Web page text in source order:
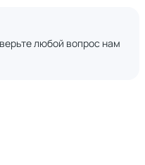
любой вопрос нам